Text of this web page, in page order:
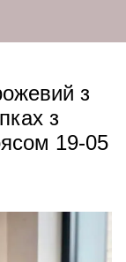
з
з
19-05